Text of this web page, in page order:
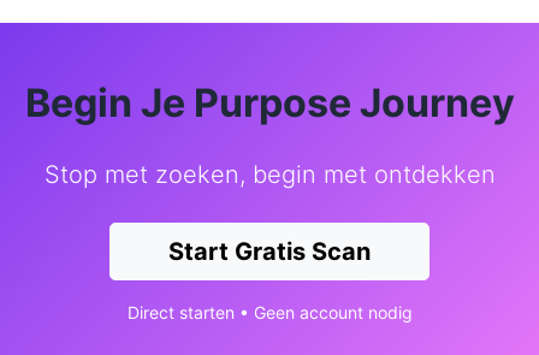
Begin Je Purpose Journey
Stop met zoeken, begin met ontdekken
Start Gratis Scan
Direct starten • Geen account nodig